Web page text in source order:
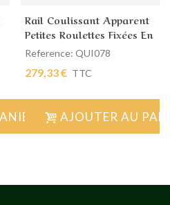
Rail Coulissant Apparent
Petites Roulettes Fixées En
Façade
Reference: QUI078
279,33 € TTC
AJOUTER AU